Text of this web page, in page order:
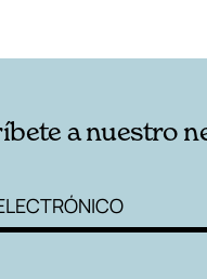
a nuestro